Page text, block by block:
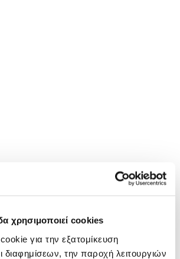
χρησιμοποιεί cookies
για την εξατομίκευση
διαφημίσεων, την παροχή λειτουργιών